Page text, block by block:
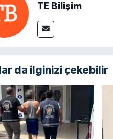
TE Bilişim
da ilginizi çekebilir